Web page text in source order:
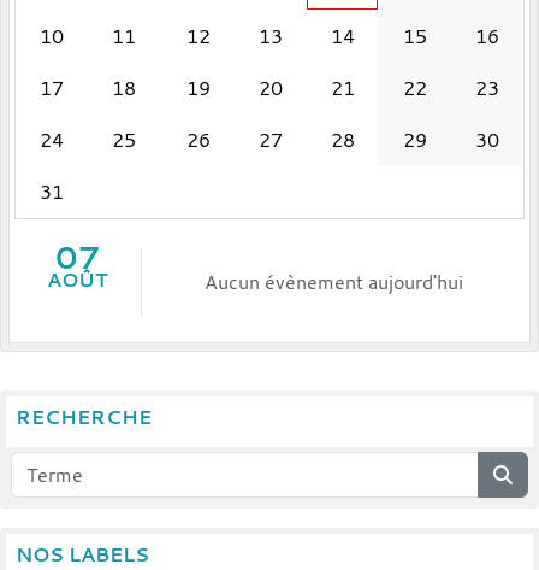
10
11 12 13 14 15
16
17
18 19 20 21 22
23
24
25 26 27 28 29
30
31
07
AOÛT Aucun évènement aujourd'hui
RECHERCHE
NOS LABELS